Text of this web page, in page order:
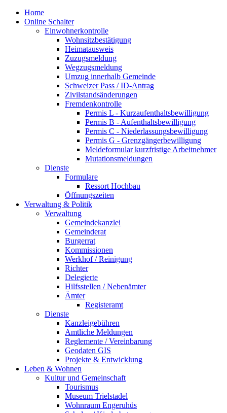
Home
Online Schalter
Einwohnerkontrolle
Wohnsitzbestätigung
Heimatausweis
Zuzugsmeldung
Wegzugsmeldung
Umzug innerhalb Gemeinde
Schweizer Pass / ID-Antrag
Zivilstandsänderungen
Fremdenkontrolle
Permis L - Kurzaufenthaltsbewilligung
Permis B - Aufenthaltsbewilligung
Permis C - Niederlassungsbewilligung
Permis G - Grenzgängerbewilligung
Meldeformular kurzfristige Arbeitnehmer
Mutationsmeldungen
Dienste
Formulare
Ressort Hochbau
Öffnungszeiten
Verwaltung & Politik
Verwaltung
Gemeindekanzlei
Gemeinderat
Burgerrat
Kommissionen
Werkhof / Reinigung
Richter
Delegierte
Hilfsstellen / Nebenämter
Ämter
Registeramt
Dienste
Kanzleigebühren
Amtliche Meldungen
Reglemente / Vereinbarung
Geodaten GIS
Projekte & Entwicklung
Leben & Wohnen
Kultur und Gemeinschaft
Tourismus
Museum Trielstadel
Wohnraum Engeruhüs